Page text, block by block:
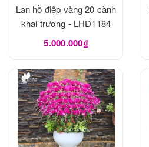
Lan hồ điệp vàng 20 cành
khai trương - LHD1184
5.000.000₫